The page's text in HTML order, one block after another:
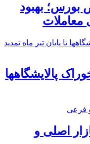
بورس؛ بهبود
معاملات
پالایشگاهها
اصلی و